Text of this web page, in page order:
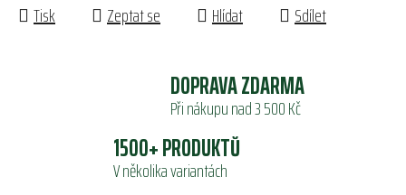
Tisk Zeptat se Hlídat Sdílet
DOPRAVA ZDARMA
Při nákupu nad 3 500 Kč
1500+ PRODUKTŮ
V několika variantách